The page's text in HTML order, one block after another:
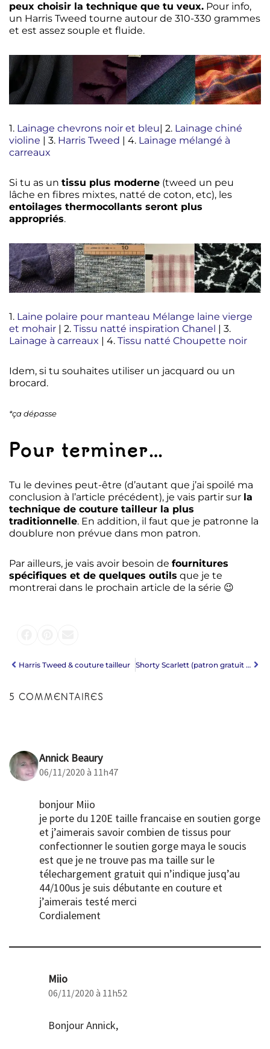
peux choisir la technique que tu veux. Pour info,
un Harris Tweed tourne autour de 310-330 grammes
et est assez souple et fluide.
1. Lainage chevrons noir et bleu| 2. Lainage chiné
violine | 3. Harris Tweed | 4. Lainage mélangé à
carreaux
Si tu as un tissu plus moderne (tweed un peu
lâche en fibres mixtes, natté de coton, etc), les
entoilages thermocollants seront plus
appropriés.
1. Laine polaire pour manteau Mélange laine vierge
et mohair | 2. Tissu natté inspiration Chanel | 3.
Lainage à carreaux | 4. Tissu natté Choupette noir
Idem, si tu souhaites utiliser un jacquard ou un
brocard.
*ça dépasse
Pour terminer…
Tu le devines peut-être (d’autant que j’ai spoilé ma
conclusion à l’article précédent), je vais partir sur la
technique de couture tailleur la plus
traditionnelle. En addition, il faut que je patronne la
doublure non prévue dans mon patron.
Par ailleurs, je vais avoir besoin de fournitures
spécifiques et de quelques outils que je te
montrerai dans le prochain article de la série 😉
Harris Tweed & couture tailleur Shorty Scarlett (patron gratuit • Eclipse Lingerie Studio) & Plume n°2
5 COMMENTAIRES
Annick Beaury
06/11/2020 à 11h47
bonjour Miio
je porte du 120E taille francaise en soutien gorge
et j’aimerais savoir combien de tissus pour
confectionner le soutien gorge maya le soucis
est que je ne trouve pas ma taille sur le
télechargement gratuit qui n’indique jusq’au
44/100us je suis débutante en couture et
j’aimerais testé merci
Cordialement
Miio
06/11/2020 à 11h52
Bonjour Annick,